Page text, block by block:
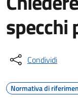
specchi
Condividi
Normativa di